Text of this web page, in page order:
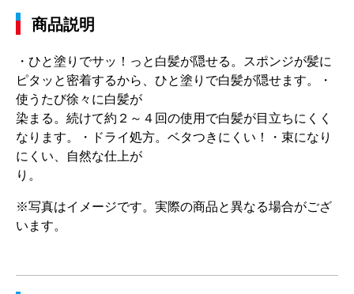
商品説明
・ひと塗りでサッ！っと白髪が隠せる。スポンジが髪に
ピタッと密着するから、ひと塗りで白髪が隠せます。・
使うたび徐々に白髪が
染まる。続けて約２～４回の使用で白髪が目立ちにくく
なります。・ドライ処方。ベタつきにくい！・束になり
にくい、自然な仕上が
り。
※写真はイメージです。実際の商品と異なる場合がござ
います。